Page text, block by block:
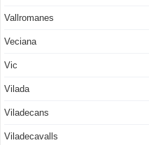
Vallromanes
Veciana
Vic
Vilada
Viladecans
Viladecavalls